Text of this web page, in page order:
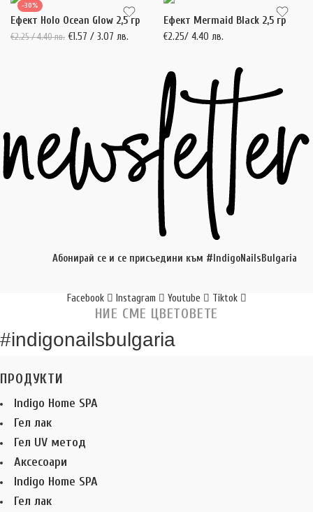
-30%
Ефект Holo Ocean Glow 2,5 гр
€2.25/ 4.40 лв. €1.57 / 3.07 лв.
Ефект Mermaid Black 2,5 гр
€2.25/ 4.40 лв.
Абонирай се и се присъедини към #IndigoNailsBulgaria
Facebook Instagram Youtube Tiktok
НИЕ СМЕ ЦВЕТОВЕТЕ
#indigonailsbulgaria
ПРОДУКТИ
Indigo Home SPA
Гел лак
Гел UV метод
Аксесоари
Indigo Home SPA
Гел лак